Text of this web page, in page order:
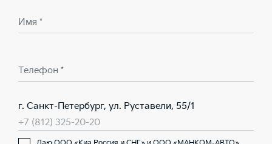
Имя *
Телефон *
г. Санкт-Петербург, ул. Руставели, 55/1
+7 (812) 325-20-20